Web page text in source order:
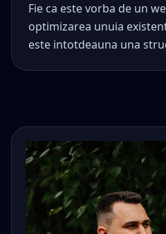
Fie ca este vorba de un
optimizarea unuia
este intotdeauna una